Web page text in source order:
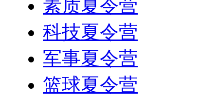
素质夏令营
科技夏令营
军事夏令营
篮球夏令营